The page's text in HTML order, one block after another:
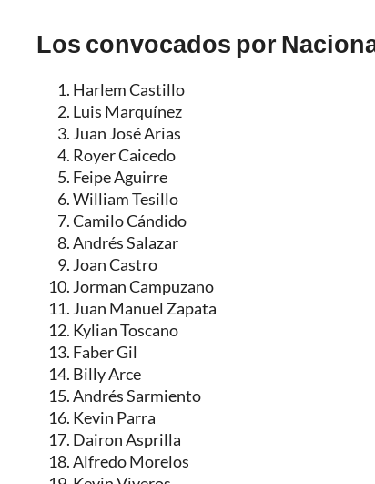
Los convocados por
Harlem Castillo
Luis Marquínez
Juan José Arias
Royer Caicedo
Feipe Aguirre
William Tesillo
Camilo Cándido
Andrés Salazar
Joan Castro
Jorman Campuzano
Juan Manuel Zapata
Kylian Toscano
Faber Gil
Billy Arce
Andrés Sarmiento
Kevin Parra
Dairon Asprilla
Alfredo Morelos